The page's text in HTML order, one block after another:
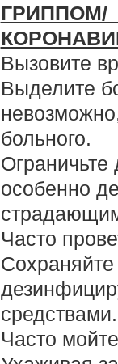
ГРИППОМ/
Вызовите
Выделите
больного.
особенно
Часто
Часто